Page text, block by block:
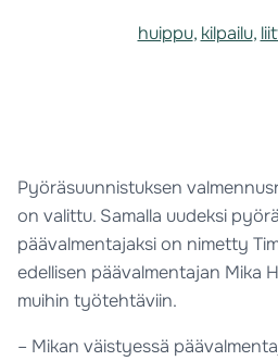
huippu, kilpailu,
Pyöräsuunnistuksen
on valittu. Samalla uudeksi
päävalmentajaksi on nimetty
edellisen päävalmentajan Mika
muihin työtehtäviin.
– Mikan väistyessä